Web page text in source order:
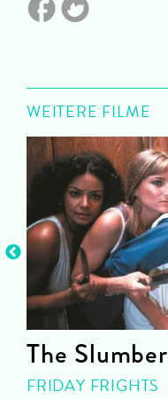
WEITERE FILME
The
FRIDAY FRIGHTS